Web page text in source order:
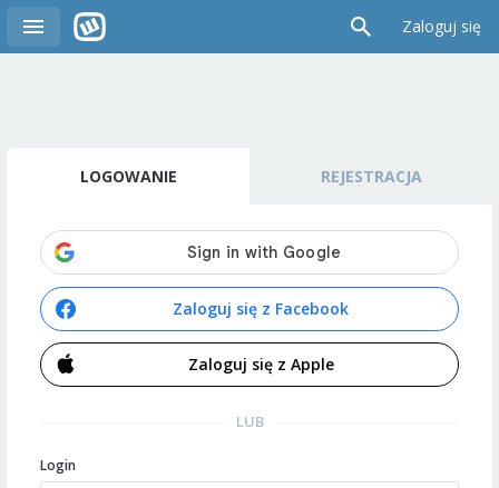
Zaloguj się
LOGOWANIE REJESTRACJA
Zaloguj się z Facebook
Zaloguj się z Apple
LUB
Login